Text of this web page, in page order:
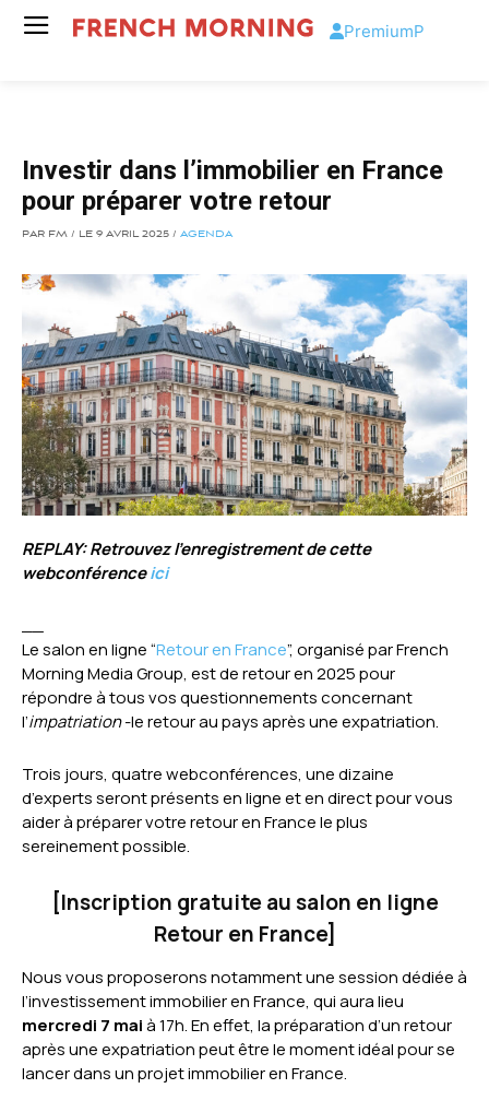
PremiumP
Investir dans l’immobilier en France
pour préparer votre retour
PAR FM / LE 9 AVRIL 2025 / AGENDA
REPLAY: Retrouvez l’enregistrement de cette
webconférenceici
Le salon en ligne “Retour en France”, organisé par French
Morning Media Group, est de retour en 2025 pour
répondre à tous vos questionnements concernant
l’impatriation-le retour au pays après une expatriation.
Trois jours, quatre webconférences, une dizaine
d’experts seront présents en ligne et en direct pour vous
aider à préparer votre retour en France le plus
sereinement possible.
[Inscription gratuite au salon en ligne
Retour en France]
Nous vous proposerons notamment une session dédiée à
l’investissement immobilier en France, qui aura lieu
mercredi 7 maià 17h. En effet, la préparation d’un retour
après une expatriation peut être le moment idéal pour se
lancer dans un projet immobilier en France.